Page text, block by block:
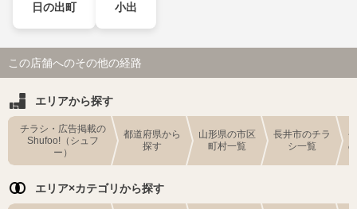
日の出町 小出
この店舗へのその他の経路
エリアから探す
チラシ・広告掲載の
Shufoo!（シュフ
ー）
都道府県から
探す
山形県の市区
町村一覧
長井市のチラ
シ一覧
エリア×カテゴリから探す